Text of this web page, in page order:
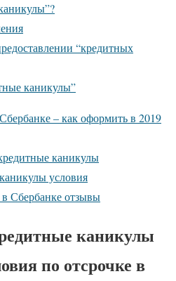
“кредитных
каникулы”
– как оформить в 2019
каникулы
условия
Сбербанке отзывы
каникулы
по отсрочке в